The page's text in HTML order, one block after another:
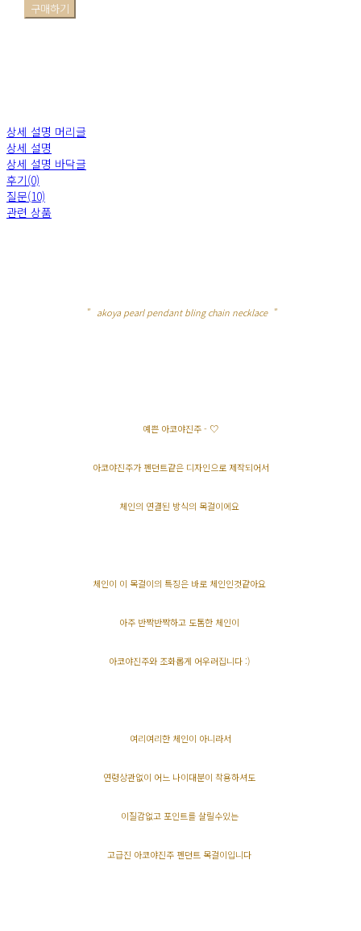
구매하기
상세 설명 머리글
상세 설명
상세 설명 바닥글
후기(0)
질문(10)
관련 상품
" akoya pearl pendant bling chain necklace "
예쁜 아코야진주 - ♡
아코야진주가 펜던트같은 디자인으로 제작되어서
체인의 연결된 방식의 목걸이에요
체인이 이 목걸이의 특징은 바로 체인인것같아요
아주 반짝반짝하고 도톰한 체인이
아코야진주와 조화롭게 어우러집니다 :)
여리여리한 체인이 아니라서
연령상관없이 어느 나이대분이 착용하셔도
이질감없고 포인트를 살릴수있는
고급진 아코야진주 펜던트 목걸이입니다